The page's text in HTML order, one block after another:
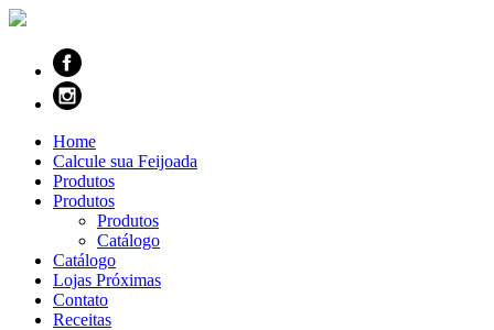
Home
Calcule sua Feijoada
Produtos
Produtos
Produtos
Catálogo
Catálogo
Lojas Próximas
Contato
Receitas